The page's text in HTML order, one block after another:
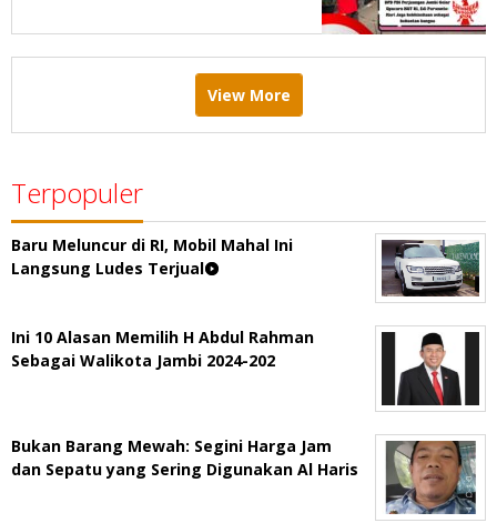
View More
Terpopuler
Baru Meluncur di RI, Mobil Mahal Ini
Langsung Ludes Terjual
Ini 10 Alasan Memilih H Abdul Rahman
Sebagai Walikota Jambi 2024-202
Bukan Barang Mewah: Segini Harga Jam
dan Sepatu yang Sering Digunakan Al Haris